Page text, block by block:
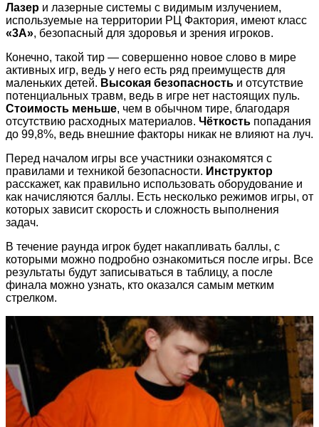
Лазер и лазерные системы с видимым излучением,
используемые на территории РЦ Фактория, имеют класс
«3А», безопасный для здоровья и зрения игроков.
Конечно, такой тир — совершенно новое слово в мире
активных игр, ведь у него есть ряд преимуществ для
маленьких детей. Высокая безопасность и отсутствие
потенциальных травм, ведь в игре нет настоящих пуль.
Стоимость меньше, чем в обычном тире, благодаря
отсутствию расходных материалов. Чёткость попадания
до 99,8%, ведь внешние факторы никак не влияют на луч.
Перед началом игры все участники ознакомятся с
правилами и техникой безопасности. Инструктор
расскажет, как правильно использовать оборудование и
как начисляются баллы. Есть несколько режимов игры, от
которых зависит скорость и сложность выполнения
задач.
В течение раунда игрок будет накапливать баллы, с
которыми можно подробно ознакомиться после игры. Все
результаты будут записываться в таблицу, а после
финала можно узнать, кто оказался самым метким
стрелком.